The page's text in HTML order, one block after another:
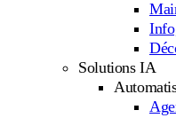
Solutions IA